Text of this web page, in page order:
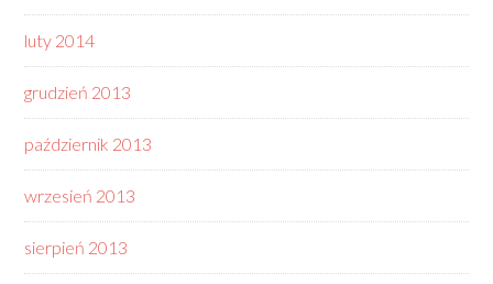
luty 2014
grudzień 2013
październik 2013
wrzesień 2013
sierpień 2013